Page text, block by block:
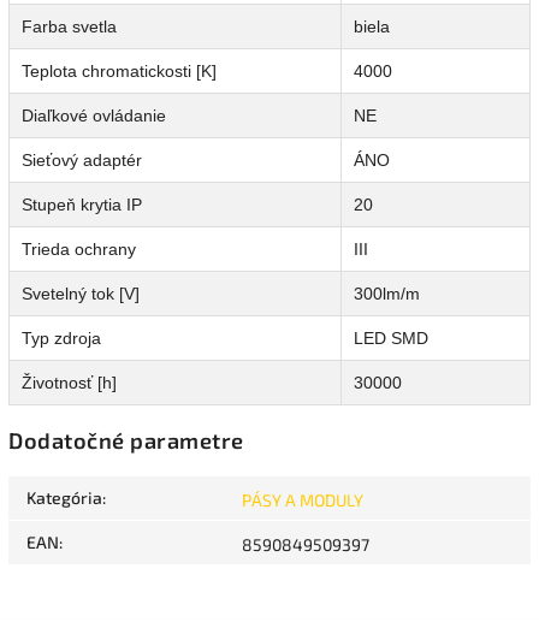
Farba svetla biela
Teplota chromatickosti [K] 4000
Diaľkové ovládanie NE
Sieťový adaptér ÁNO
Stupeň krytia IP 20
Trieda ochrany III
Svetelný tok [V] 300lm/m
Typ zdroja LED SMD
Životnosť [h] 30000
Dodatočné parametre
Kategória: PÁSY A MODULY
EAN: 8590849509397